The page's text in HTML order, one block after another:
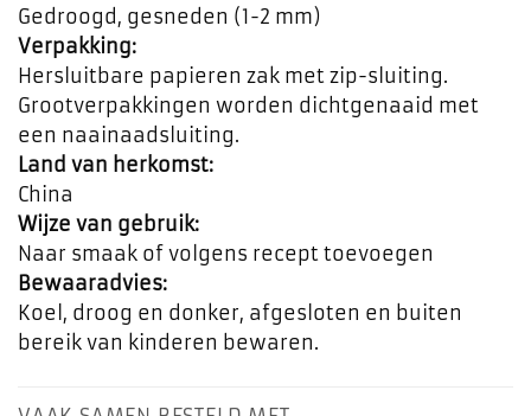
Gedroogd, gesneden (1-2 mm)
Verpakking:
Hersluitbare papieren zak met zip-sluiting.
Grootverpakkingen worden dichtgenaaid met
een naainaadsluiting.
Land van herkomst:
China
Wijze van gebruik:
Naar smaak of volgens recept toevoegen
Bewaaradvies:
Koel, droog en donker, afgesloten en buiten
bereik van kinderen bewaren.